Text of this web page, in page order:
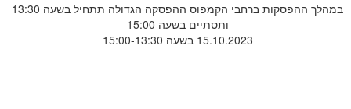
במהלך ההפסקות ברחבי הקמפוס ההפסקה הגדולה תתחיל בשעה 13:30
ותסתיים בשעה 15:00
15.10.2023 בשעה 15:00-13:30